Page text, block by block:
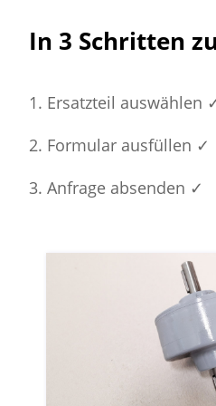
In 3 Schritten
Ersatzteil auswählen
Formular ausfüllen ✓
Anfrage absenden ✓